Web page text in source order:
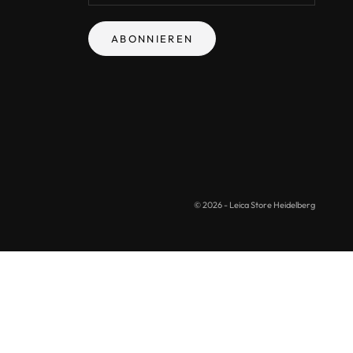
ABONNIEREN
© 2026 - Leica Store Heidelberg